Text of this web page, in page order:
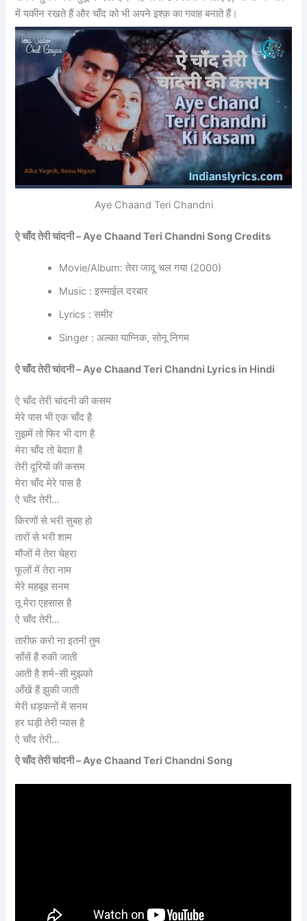
में यकीन रखते हैं और चाँद को भी अपने इश्क़ का गवाह बनाते हैं।
Aye Chaand Teri Chandni
ऐ चाँद तेरी चांदनी – Aye Chaand Teri Chandni Song Credits
Movie/Album: तेरा जादू चल गया (2000)
Music : इस्माईल दरबार
Lyrics : समीर
Singer : अल्का याग्निक, सोनू निगम
ऐ चाँद तेरी चांदनी – Aye Chaand Teri Chandni Lyrics in Hindi
ऐ चाँद तेरी चांदनी की कसम
मेरे पास भी एक चाँद है
तुझमें तो फिर भी दाग है
मेरा चाँद तो बेदाग़ है
तेरी दूरियों की कसम
मेरा चाँद मेरे पास है
ऐ चाँद तेरी…
किरणों से भरी सुबह हो
तारों से भरी शाम
मौजों में तेरा चेहरा
फूलों में तेरा नाम
मेरे महबूब सनम
तू मेरा एहसास है
ऐ चाँद तेरी…
तारीफ़ करो ना इतनी तुम
साँसें हैं रुकी जाती
आती है शर्म-सी मुझको
आँखें हैं झुकी जाती
मेरी धड़कनों में सनम
हर घड़ी तेरी प्यास है
ऐ चाँद तेरी…
ऐ चाँद तेरी चांदनी – Aye Chaand Teri Chandni Song